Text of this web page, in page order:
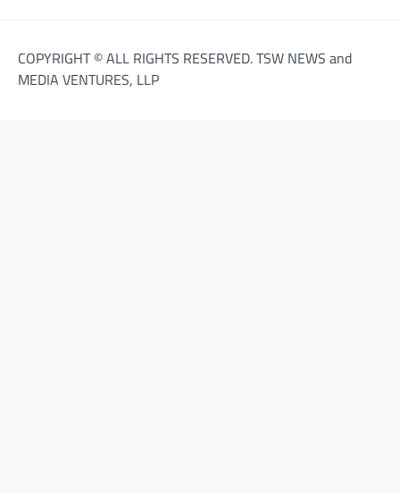
COPYRIGHT © ALL RIGHTS RESERVED. TSW NEWS and
MEDIA VENTURES, LLP